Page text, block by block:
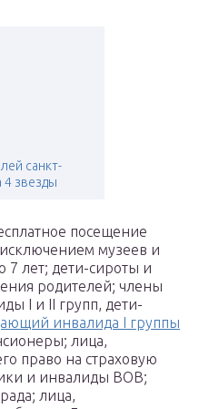
санкт-
4 звезды
посещение
музеев и
7 лет; дети-сироты и
родителей; члены
I и II групп, дети-
инвалида I группы
лица,
право на страховую
и инвалиды ВОВ;
лица,